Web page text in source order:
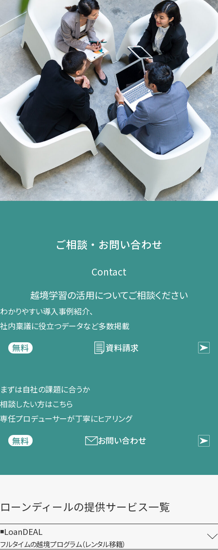
ご相談・お問い合わせ
Contact
越境学習の​活用に​ついて​ご相談ください​
わかりやすい導入事例紹介、​
社内稟議に​役立つデータなど​多数掲載
無料
資料請求
まずは​自社の​課題に​合うか​
相談したい方は​こちら
専任プロデューサーが​丁寧に​ヒアリング
無料
お問い合わせ
ローンディールの​提供サービス一覧
LoanDEAL
フルタイムの越境プログラム​（レンタル移籍）